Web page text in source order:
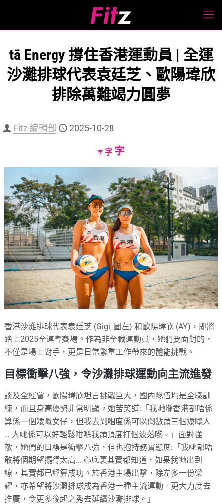
tā Energy 撐住香港運動員 | 全運
沙灘排球代表袁廷芝、歐陽瑋欣
排除萬難竭力圓夢
Fitz 編輯部 2025-10-28
字Decrease
字Reset
size.
字Increase
size.
香港沙灘排球代表袁廷芝 (Gigi, 圖左) 和歐陽瑋欣 (AY)，即將
踏上2025全運會賽場。作為非全職運動員，她們要面對的，
不僅是場上對手，更是日常繁重工作帶來的體能挑戰。
目標衝擊八強，令沙灘排球運動向主流進發
談及全運會，歐陽瑋欣坦言挑戰巨大，國內隊伍均是全職訓
練，而且身高優勢非常明顯。她苦笑道:「我哋喺香港都唔係
算係一個矮嘅女仔，但我去到嗰度係可以倒數頭三個矮嘅人
… 人哋係可以好輕鬆咁喺我頭頂度打個波落嚟。」面對強
敵，她們的目標是衝擊八強，但也抱持務實態度:「我哋都唔
敢將個期望擺得太高… 心底裏其實都知道，如果我哋出到
線，其實都已經算成功。於香港主場出擊，除左多一份榮
耀，亦希望將沙灘排球成為香港一種主流運動，更大力度去
推廣，令更多後起之秀去延續沙灘排球。」